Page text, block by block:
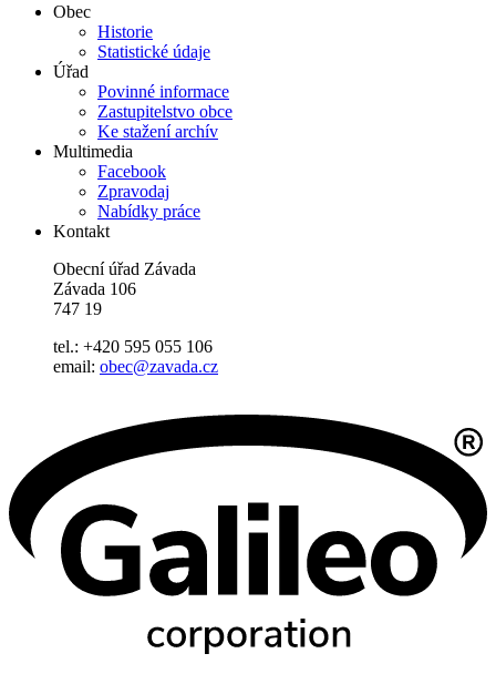
Obec
Historie
Statistické údaje
Úřad
Povinné informace
Zastupitelstvo obce
Ke stažení archív
Multimedia
Facebook
Zpravodaj
Nabídky práce
Kontakt
Obecní úřad Závada
Závada 106
747 19
tel.: +420 595 055 106
email: obec@zavada.cz